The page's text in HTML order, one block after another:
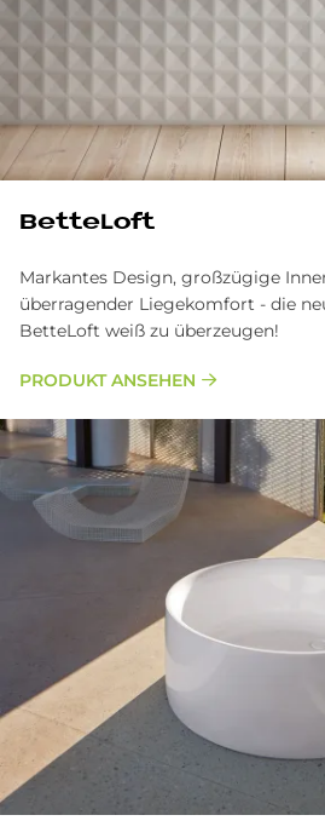
BetteLoft
Markantes Design, großzügige
überragender Liegekomfort - die
BetteLoft weiß zu überzeugen!
PRODUKT ANSEHEN